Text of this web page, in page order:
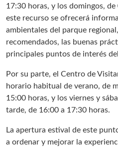
17:30 horas, y los domingos,
este recurso se ofrecerá
ambientales del parque
recomendados, las buenas
principales puntos de interés
Por su parte, el Centro de
horario habitual de verano, de
15:00 horas, y los viernes y
tarde, de 16:00 a 17:30 horas.
La apertura estival de este
a ordenar y mejorar la